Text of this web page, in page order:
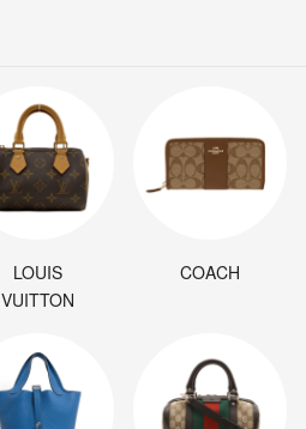
LOUIS
VUITTON
COACH